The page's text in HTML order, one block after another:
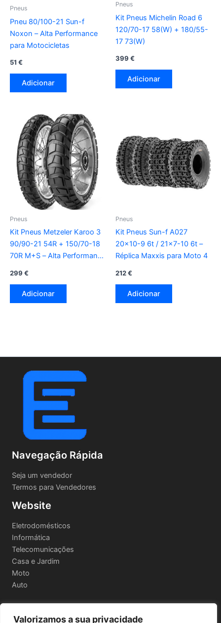
Valorizamos a sua privacidade
Pneus
Pneu 80/100-21 Sun-f
Noxon – Alta Performance
para Motocicletas
51 €
Adicionar
Pneus
Kit Pneus Michelin Road 6
120/70-17 58(W) + 180/55-
17 73(W)
399 €
Adicionar
Pneus
Kit Pneus Metzeler Karoo 3
90/90-21 54R + 150/70-18
70R M+S – Alta Performance
299 €
Adicionar
Pneus
Kit Pneus Sun-f A027
20×10-9 6t / 21×7-10 6t –
Réplica Maxxis para Moto 4
212€
Adicionar
Navegação Rápida
Seja um vendedor
Termos para Vendedores
Website
Eletrodomésticos
Informática
Telecomunicações
Casa e Jardim
Moto
Auto